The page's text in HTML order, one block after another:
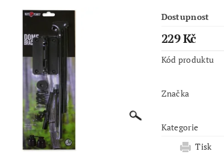
Dostupnost
229 Kč
Kód produktu
Značka
Kategorie
Tisk